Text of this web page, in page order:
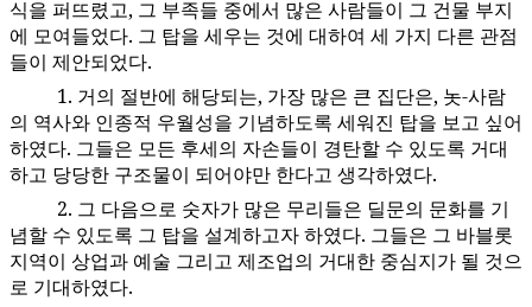
식을 퍼뜨렸고, 그 부족들 중에서 많은 사람들이 그 건물 부지
에 모여들었다. 그 탑을 세우는 것에 대하여 세 가지 다른 관점
들이 제안되었다.
1. 거의 절반에 해당되는, 가장 많은 큰 집단은, 놋-사람
의 역사와 인종적 우월성을 기념하도록 세워진 탑을 보고 싶어
하였다. 그들은 모든 후세의 자손들이 경탄할 수 있도록 거대
하고 당당한 구조물이 되어야만 한다고 생각하였다.
2. 그 다음으로 숫자가 많은 무리들은 딜문의 문화를 기
념할 수 있도록 그 탑을 설계하고자 하였다. 그들은 그 바블롯
지역이 상업과 예술 그리고 제조업의 거대한 중심지가 될 것으
로 기대하였다.